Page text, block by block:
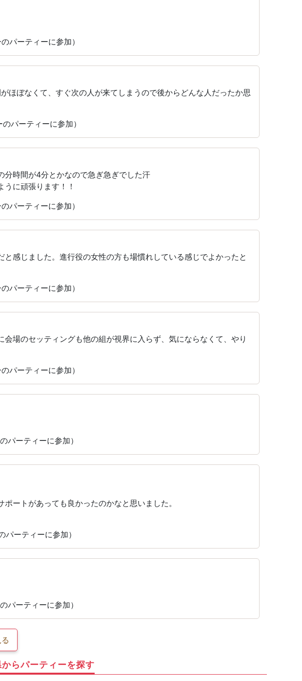
パーティーに参加）
ほぼなくて、すぐ次の人が来てしまうので後からどんな人だったか思
パーティーに参加）
分時間が4分とかなので急ぎ急ぎでした汗
に頑張ります！！
パーティーに参加）
感じました。進行役の女性の方も場慣れしている感じでよかったと
パーティーに参加）
場のセッティングも他の組が視界に入らず、気にならなくて、やり
パーティーに参加）
パーティーに参加）
ートがあっても良かったのかなと思いました。
ーティーに参加）
パーティーに参加）
らパーティーを探す